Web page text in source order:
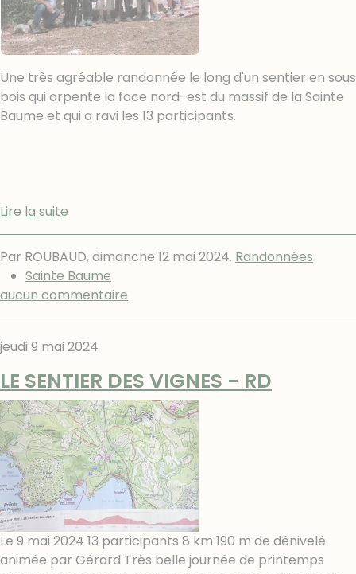
Une très agréable randonnée le long d'un sentier en sous
bois qui arpente la face nord-est du massif de la Sainte
Baume et qui a ravi les 13 participants.
Lire la suite
Par ROUBAUD,dimanche 12 mai 2024. Randonnées
Sainte Baume
aucun commentaire
jeudi 9 mai 2024
LE SENTIER DES VIGNES - RD
Le 9 mai 2024 13 participants 8 km 190 m de dénivelé
animée par Gérard Très belle journée de printemps